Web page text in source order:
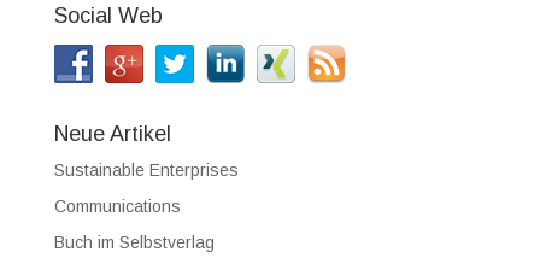
Social Web
Neue Artikel
Sustainable Enterprises
Communications
Buch im Selbstverlag